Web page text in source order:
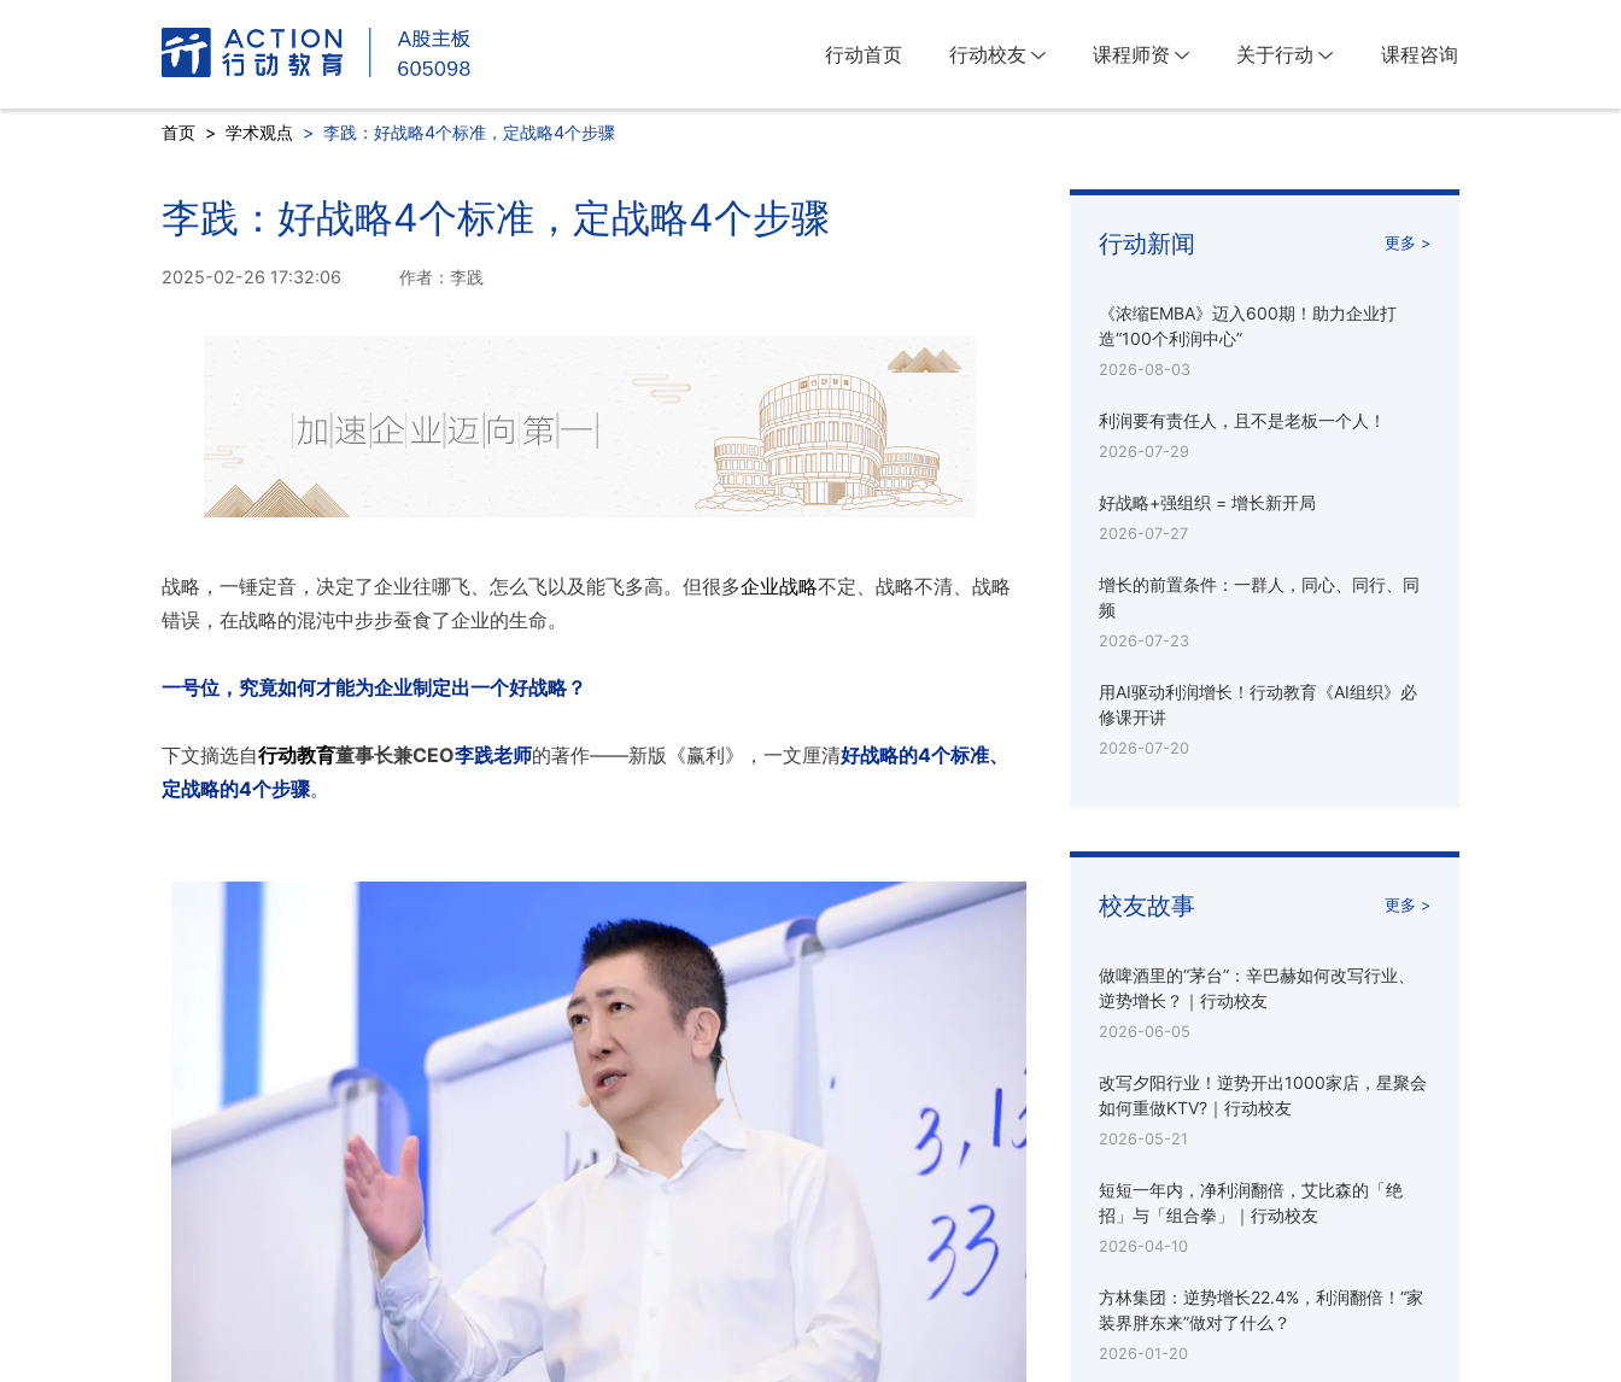
行动首页 行动校友 课程师资 关于行动 课程咨询
首页 > 学术观点 > 李践：好战略4个标准，定战略4个步骤
李践：好战略4个标准，定战略4个步骤
2025-02-26 17:32:06 作者：李践
战略，一锤定音，决定了企业往哪飞、怎么飞以及能飞多高。但很多企业战略不定、战略不清、战略
错误，在战略的混沌中步步蚕食了企业的生命。
一号位，究竟如何才能为企业制定出一个好战略？
下文摘选自行动教育董事长兼CEO李践老师的著作——新版《赢利》，一文厘清好战略的4个标准、
定战略的4个步骤。
行动新闻 更多 >
《浓缩EMBA》迈入600期！助力企业打
造“100个利润中心”
2026-08-03
利润要有责任人，且不是老板一个人！
2026-07-29
好战略+强组织 = 增长新开局
2026-07-27
增长的前置条件：一群人，同心、同行、同
频
2026-07-23
用AI驱动利润增长！行动教育《AI组织》必
修课开讲
2026-07-20
校友故事 更多 >
做啤酒里的“茅台”：辛巴赫如何改写行业、
逆势增长？｜行动校友
2026-06-05
改写夕阳行业！逆势开出1000家店，星聚会
如何重做KTV?｜行动校友
2026-05-21
短短一年内，净利润翻倍，艾比森的「绝
招」与「组合拳」｜行动校友
2026-04-10
方林集团：逆势增长22.4%，利润翻倍！“家
装界胖东来”做对了什么？
2026-01-20